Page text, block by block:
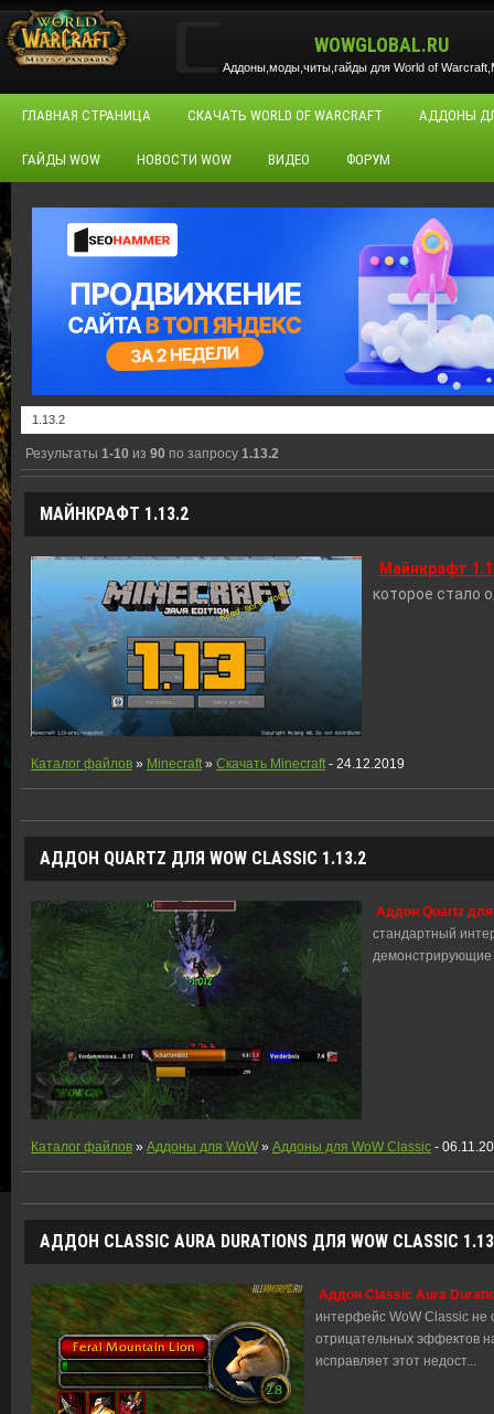
WOWGLOBAL.RU
Аддоны,моды,читы,гайды для World of
ГЛАВНАЯ СТРАНИЦА СКАЧАТЬ WORLD OF WARCRAFT АДДОНЫ
ГАЙДЫ WOW НОВОСТИ WOW ВИДЕО ФОРУМ
Результаты 1-10 из 90 по запросу 1.13.2
МАЙНКРАФТ 1.13.2
Майнкрафт
которое стало
Каталог файлов » Minecraft » Скачать Minecraft - 24.12.2019
АДДОН QUARTZ ДЛЯ WOW CLASSIC 1.13.2
Аддон Quartz для
стандартный
демонстрирующие
Каталог файлов » Аддоны для WoW » Аддоны для WoW Classic -
АДДОН CLASSIC AURA DURATIONS ДЛЯ WOW CLASSIC
Аддон Classic Aura
интерфейс WoW Classic не
отрицательных эффектов
исправляет этот недост...